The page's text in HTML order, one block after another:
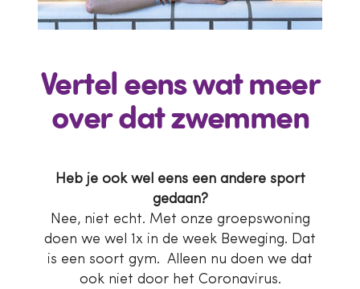
Vertel eens wat meer
over dat zwemmen
Heb je ook wel eens een andere sport
gedaan?
Nee, niet echt. Met onze groepswoning
doen we wel 1x in de week Beweging. Dat
is een soort gym. Alleen nu doen we dat
ook niet door het Coronavirus.